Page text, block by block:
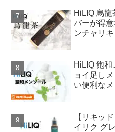
HiLIQ 烏
バーが得
ンチャリキ
HiLIQ 飽
ョイ足し
い便利な
【リキッ
イリク グ